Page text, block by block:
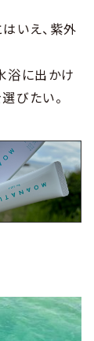
いえ、紫外
浴に出かけ
びたい。